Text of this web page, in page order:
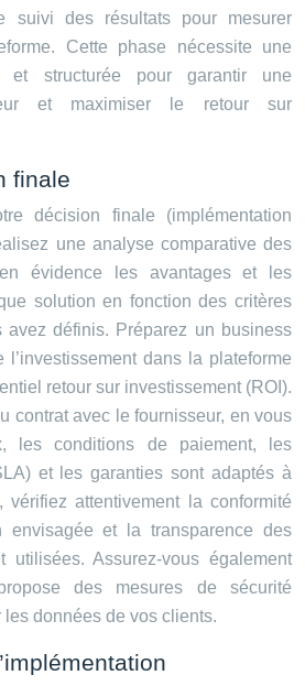
suivi des résultats pour mesurer
Cette phase nécessite une
et structurée pour garantir une
et maximiser le retour sur
finale
décision finale (implémentation
une analyse comparative des
évidence les avantages et les
solution en fonction des critères
avez définis. Préparez un business
dans la plateforme
retour sur investissement (ROI).
contrat avec le fournisseur, en vous
les conditions de paiement, les
et les garanties sont adaptés à
attentivement la conformité
envisagée et la transparence des
utilisées. Assurez-vous également
des mesures de sécurité
données de vos clients.